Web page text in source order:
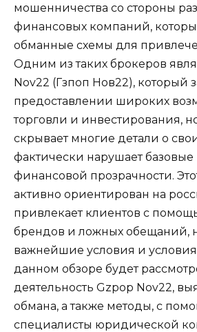
мошенничества со стороны
финансовых компаний,
обманные схемы для
Одним из таких брокеров
Nov22 (Гзпоп Нов22), который
предоставлении широких
торговли и инвестирования,
скрывает многие детали о
фактически нарушает
финансовой прозрачности.
активно ориентирован на
привлекает клиентов с
брендов и ложных обещаний,
важнейшие условия и условия
данном обзоре будет
деятельность Gzpop Nov22,
обмана, а также методы, с
специалисты юридической